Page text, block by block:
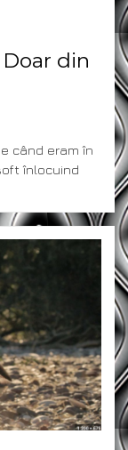
din
când eram în
înlocuind